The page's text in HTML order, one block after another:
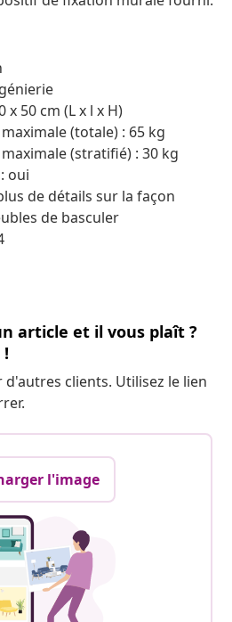
x 50 cm (L x l x H)
(totale) : 65 kg
(stratifié) : 30 kg
oui
de détails sur la façon
de basculer
article et il vous plaît ?
clients. Utilisez le lien
l'image